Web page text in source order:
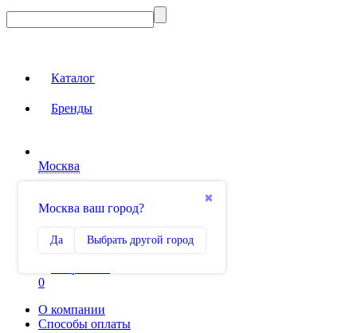
Каталог
Бренды
Москва
✖
Москва ваш город?
Да Выбрать другой город
Сравнение
0
О компании
Способы оплаты